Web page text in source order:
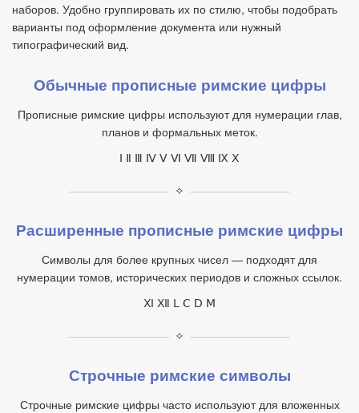
наборов. Удобно группировать их по стилю, чтобы подобрать
варианты под оформление документа или нужный
типографический вид.
Обычные прописные римские цифры
Прописные римские цифры используют для нумерации глав,
планов и формальных меток.
Ⅰ Ⅱ Ⅲ Ⅳ Ⅴ Ⅵ Ⅶ Ⅷ Ⅸ Ⅹ
✧
Расширенные прописные римские цифры
Символы для более крупных чисел — подходят для
нумерации томов, исторических периодов и сложных ссылок.
Ⅺ Ⅻ Ⅼ Ⅽ Ⅾ Ⅿ
✧
Строчные римские символы
Строчные римские цифры часто используют для вложенных